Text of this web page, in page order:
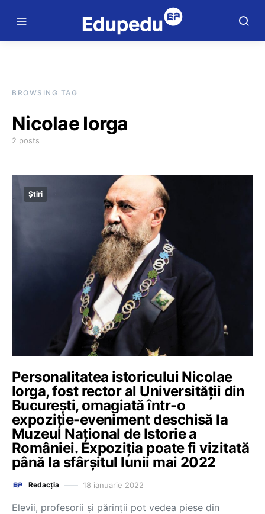
BROWSING TAG
Nicolae Iorga
2 posts
Știri
Personalitatea istoricului Nicolae
Iorga, fost rector al Universității din
București, omagiată într-o
expoziție-eveniment deschisă la
Muzeul Național de Istorie a
României. Expoziția poate fi vizitată
până la sfârșitul lunii mai 2022
Redacția 18 ianuarie 2022
Elevii, profesorii și părinții pot vedea piese din